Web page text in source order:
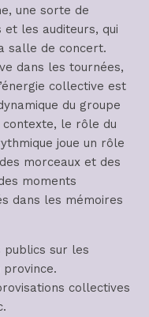
une sorte de
les auditeurs, qui
salle de concert.
dans les tournées,
collective est
du groupe
le rôle du
joue un rôle
morceaux et des
moments
dans les mémoires
publics sur les
collectives